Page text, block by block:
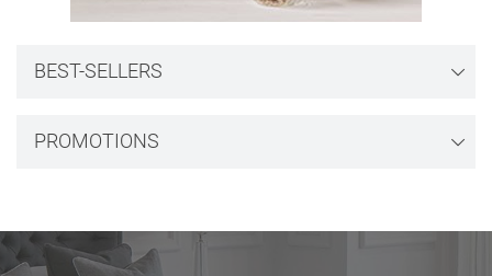
BEST-SELLERS
PROMOTIONS